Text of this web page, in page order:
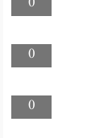
0
0